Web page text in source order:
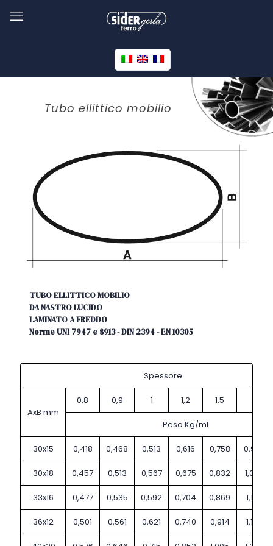
Tubo ellittico mobilio
TUBO ELLITTICO MOBILIO
DA NASTRO LUCIDO
LAMINATO A FREDDO
Norme UNI 7947 e 8913 - DIN 2394 - EN 10305
Spessore
AxB mm
0,8 0,9 1 1,2 1,5 2
Peso Kg/ml
30x15 0,418 0,468 0,513 0,616 0,758 0,986
30x18 0,457 0,513 0,567 0,675 0,832 1,080
33x16 0,477 0,535 0,592 0,704 0,869 1,130
36x12 0,501 0,561 0,621 0,740 0,914 1,190